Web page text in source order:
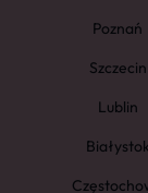
Poznań
Szczecin
Lublin
Białystok